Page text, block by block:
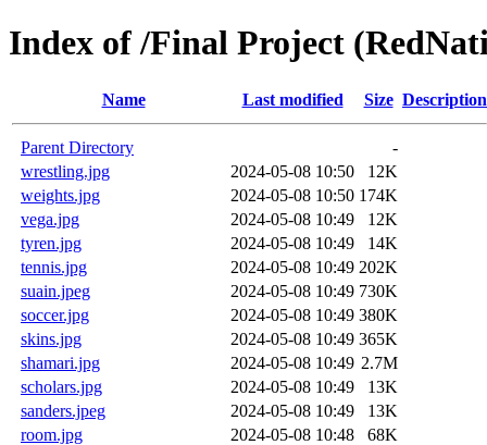
Index of /Final Project
Name Last modified Size Description
Parent Directory
-
wrestling.jpg
2024-05-08 10:50
12K
weights.jpg
2024-05-08 10:50 174K
vega.jpg
2024-05-08 10:49
12K
tyren.jpg
2024-05-08 10:49
14K
tennis.jpg
2024-05-08 10:49 202K
suain.jpeg
2024-05-08 10:49 730K
soccer.jpg
2024-05-08 10:49 380K
skins.jpg
2024-05-08 10:49 365K
shamari.jpg
2024-05-08 10:49 2.7M
scholars.jpg
2024-05-08 10:49
13K
sanders.jpeg
2024-05-08 10:49
13K
room.jpg
2024-05-08 10:48
68K